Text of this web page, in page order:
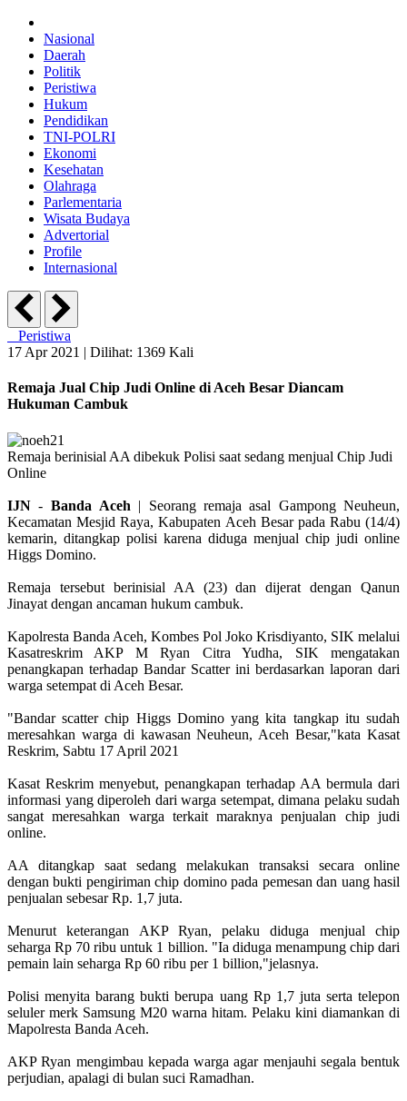
Nasional
Daerah
Politik
Peristiwa
Hukum
Pendidikan
TNI-POLRI
Ekonomi
Kesehatan
Olahraga
Parlementaria
Wisata Budaya
Advertorial
Profile
Internasional
Peristiwa
17 Apr 2021 | Dilihat: 1369 Kali
Remaja Jual Chip Judi Online di Aceh Besar Diancam
Hukuman Cambuk
Remaja berinisial AA dibekuk Polisi saat sedang menjual Chip Judi
Online
IJN - Banda Aceh | Seorang remaja asal Gampong Neuheun,
Kecamatan Mesjid Raya, Kabupaten Aceh Besar pada Rabu (14/4)
kemarin, ditangkap polisi karena diduga menjual chip judi online
Higgs Domino.
Remaja tersebut berinisial AA (23) dan dijerat dengan Qanun
Jinayat dengan ancaman hukum cambuk.
Kapolresta Banda Aceh, Kombes Pol Joko Krisdiyanto, SIK melalui
Kasatreskrim AKP M Ryan Citra Yudha, SIK mengatakan
penangkapan terhadap Bandar Scatter ini berdasarkan laporan dari
warga setempat di Aceh Besar.
"Bandar scatter chip Higgs Domino yang kita tangkap itu sudah
meresahkan warga di kawasan Neuheun, Aceh Besar,"kata Kasat
Reskrim, Sabtu 17 April 2021
Kasat Reskrim menyebut, penangkapan terhadap AA bermula dari
informasi yang diperoleh dari warga setempat, dimana pelaku sudah
sangat meresahkan warga terkait maraknya penjualan chip judi
online.
AA ditangkap saat sedang melakukan transaksi secara online
dengan bukti pengiriman chip domino pada pemesan dan uang hasil
penjualan sebesar Rp. 1,7 juta.
Menurut keterangan AKP Ryan, pelaku diduga menjual chip
seharga Rp 70 ribu untuk 1 billion. "Ia diduga menampung chip dari
pemain lain seharga Rp 60 ribu per 1 billion,"jelasnya.
Polisi menyita barang bukti berupa uang Rp 1,7 juta serta telepon
seluler merk Samsung M20 warna hitam. Pelaku kini diamankan di
Mapolresta Banda Aceh.
AKP Ryan mengimbau kepada warga agar menjauhi segala bentuk
perjudian, apalagi di bulan suci Ramadhan.